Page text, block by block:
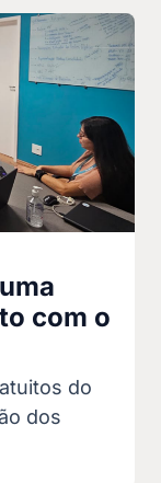
com o
do
dos